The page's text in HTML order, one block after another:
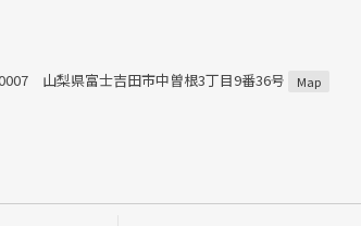
山梨県富士吉田市中曽根3丁目9番36号 Map